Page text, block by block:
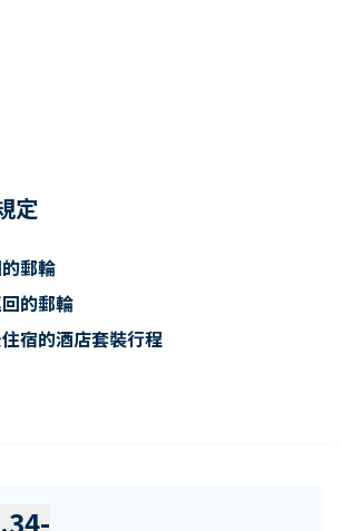
定
郵輪
的郵輪
宿的酒店套裝行程
-